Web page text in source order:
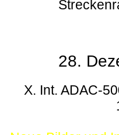
28.
X. Int. ADAC-